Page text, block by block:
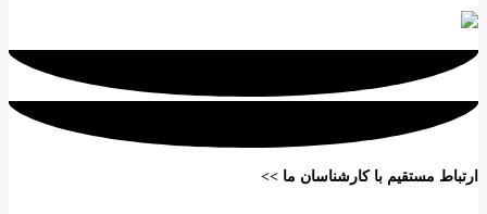
ارتباط مستقیم با کارشناسان ما >>